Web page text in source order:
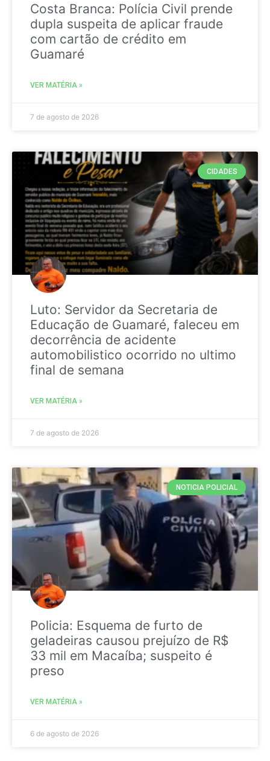
Costa Branca: Polícia Civil prende
dupla suspeita de aplicar fraude
com cartão de crédito em
Guamaré
VER MATÉRIA »
7 de agosto de 2026
CIDADES
Luto: Servidor da Secretaria de
Educação de Guamaré, faleceu em
decorrência de acidente
automobilistico ocorrido no ultimo
final de semana
VER MATÉRIA »
7 de agosto de 2026
NOTICIA POLICIAL
Policia: Esquema de furto de
geladeiras causou prejuízo de R$
33 mil em Macaíba; suspeito é
preso
VER MATÉRIA »
6 de agosto de 2026